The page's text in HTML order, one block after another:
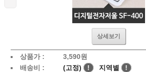
상세보기
상품가 :
3,590원
배송비 :
(고정) ! 지역별 !